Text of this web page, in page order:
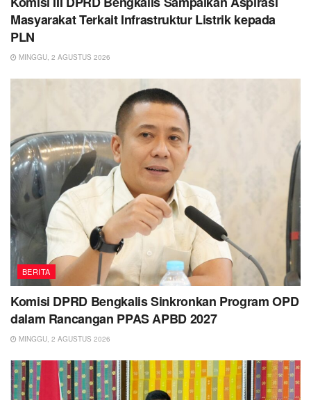
Masyarakat Terkait Infrastruktur Listrik kepada
PLN
MINGGU, 2 AGUSTUS 2026
BERITA
Komisi DPRD Bengkalis Sinkronkan Program OPD
dalam Rancangan PPAS APBD 2027
MINGGU, 2 AGUSTUS 2026